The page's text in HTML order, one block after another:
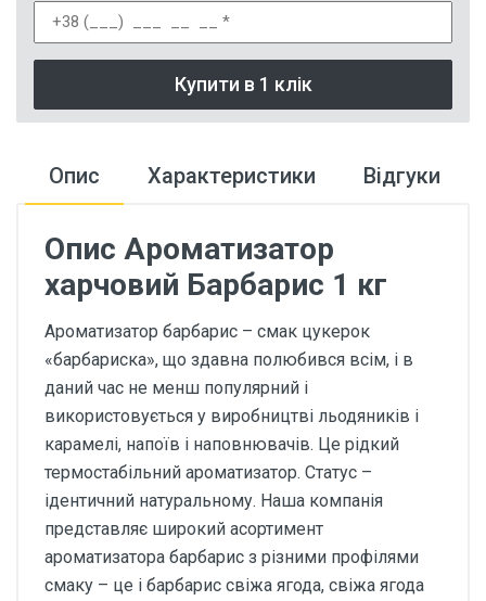
Купити в 1 клік
Опис Характеристики Відгуки
Опис Ароматизатор
харчовий Барбарис 1 кг
Ароматизатор барбарис – смак цукерок
«барбариска», що здавна полюбився всім, і в
даний час не менш популярний і
використовується у виробництві льодяників і
карамелі, напоїв і наповнювачів. Це рідкий
термостабільний ароматизатор. Статус –
ідентичний натуральному. Наша компанія
представляє широкий асортимент
ароматизатора барбарис з різними профілями
смаку – це і барбарис свіжа ягода, свіжа ягода